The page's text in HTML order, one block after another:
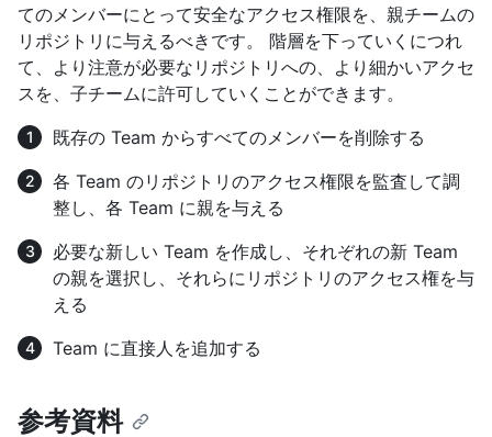
てのメンバーにとって安全なアクセス権限を、親チームの
リポジトリに与えるべきです。 階層を下っていくにつれ
て、より注意が必要なリポジトリへの、より細かいアクセ
スを、子チームに許可していくことができます。
既存の Team からすべてのメンバーを削除する
各 Team のリポジトリのアクセス権限を監査して調
整し、各 Team に親を与える
必要な新しい Team を作成し、それぞれの新 Team
の親を選択し、それらにリポジトリのアクセス権を与
える
Team に直接人を追加する
参考資料